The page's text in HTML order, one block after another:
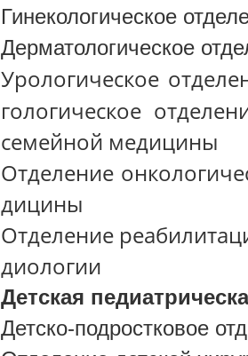
Гинекологическое
Дерматологическое
Урологическое
гологическое
семейной медицины
Отделение
дицины
Отделение
диологии
Детская
Детско-подростковое